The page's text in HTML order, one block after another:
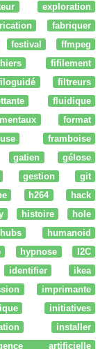
exploration
fabriquer
festival
ffmpeg
fifilement
filtreurs
fluidique
format
framboise
gatien
gélose
gestion
git
h264
hack
histoire
hole
hubs
humanoid
hypnose
I2C
identifier
ikea
imprimante
initiatives
installer
artificielle